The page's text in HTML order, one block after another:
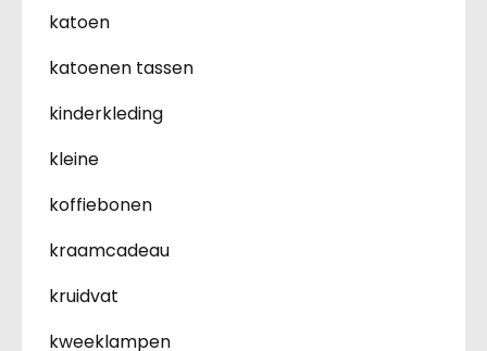
katoen
katoenen tassen
kinderkleding
kleine
koffiebonen
kraamcadeau
kruidvat
kweeklampen